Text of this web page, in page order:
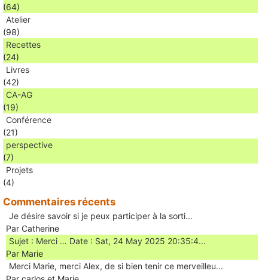
(64)
Atelier
(98)
Recettes
(24)
Livres
(42)
CA-AG
(19)
Conférence
(21)
perspective
(7)
Projets
(4)
Commentaires récents
Je désire savoir si je peux participer à la sorti...
Par Catherine
Sujet : Merci … Date : Sat, 24 May 2025 20:35:4...
Par Marie
Merci Marie, merci Alex, de si bien tenir ce merveilleu...